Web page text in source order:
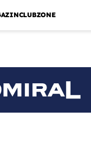
CLUBZONE